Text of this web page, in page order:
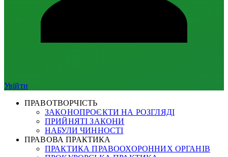
Увійти
ПРАВОТВОРЧІСТЬ
ЗАКОНОПРОЄКТИ НА РОЗГЛЯДІ
ПРИЙНЯТІ ЗАКОНИ
НАБУЛИ ЧИННОСТІ
ПРАВОВА ПРАКТИКА
ПРАКТИКА ПРАВООХОРОННИХ ОРГАНІВ